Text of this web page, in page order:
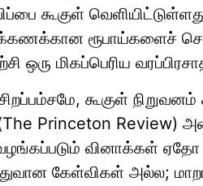
கூகுள்
ரூபாய்களைச்
ஒரு மிகப்பெரிய
கூகுள் நிறுவனம்
(The Princeton
வழங்கப்படும் வினாக்கள்
கேள்விகள் அல்ல;